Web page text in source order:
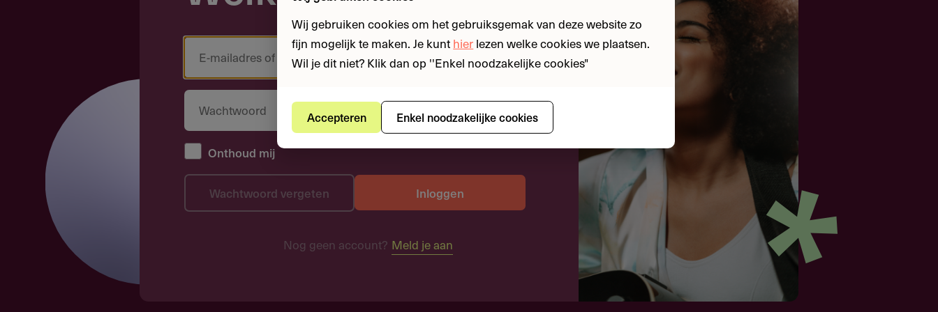
Onthoud mij
Inloggen
Wachtwoord vergeten
Nog geen account? Meld je aan
Wij gebruiken cookies om het gebruiksgemak van deze website zo
fijn mogelijk te maken. Je kunthierlezen welke cookies we plaatsen.
Wil je dit niet? Klik dan op ''Enkel noodzakelijke cookies"
Accepteren Enkel noodzakelijke cookies